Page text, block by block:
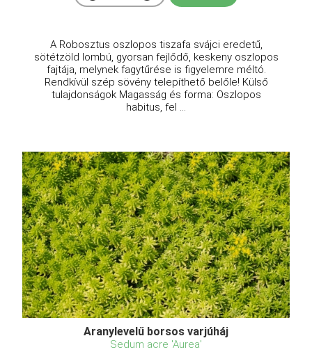
A Robosztus oszlopos tiszafa svájci eredetű,
sötétzöld lombú, gyorsan fejlődő, keskeny oszlopos
fajtája, melynek fagytűrése is figyelemre méltó.
Rendkívül szép sövény telepíthető belőle! Külső
tulajdonságok Magasság és forma: Oszlopos
habitus, fel ...
Aranylevelű borsos varjúháj
Sedum acre 'Aurea'